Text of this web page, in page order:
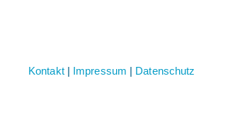
Kontakt| Impressum | Datenschutz